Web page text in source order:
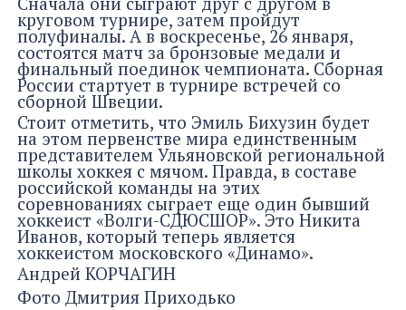
круговом турнире, затем пройдут
полуфиналы. А в воскресенье, 26 января,
состоятся матч за бронзовые медали и
финальный поединок чемпионата. Сборная
России стартует в турнире встречей со
сборной Швеции.
Стоит отметить, что Эмиль Бихузин будет
на этом первенстве мира единственным
представителем Ульяновской региональной
школы хоккея с мячом. Правда, в составе
российской команды на этих
соревнованиях сыграет еще один бывший
хоккеист «Волги-СДЮСШОР». Это Никита
Иванов, который теперь является
хоккеистом московского «Динамо».
Андрей КОРЧАГИН
Фото Дмитрия Приходько